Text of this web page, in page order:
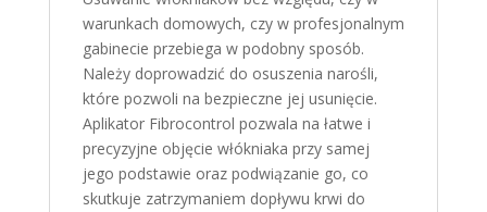
warunkach domowych, czy w profesjonalnym
gabinecie przebiega w podobny sposób.
Należy doprowadzić do osuszenia narośli,
które pozwoli na bezpieczne jej usunięcie.
Aplikator Fibrocontrol pozwala na łatwe i
precyzyjne objęcie włókniaka przy samej
jego podstawie oraz podwiązanie go, co
skutkuje zatrzymaniem dopływu krwi do